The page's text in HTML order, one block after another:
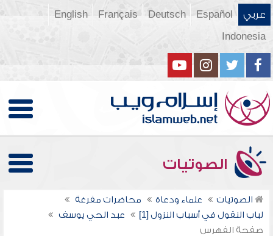
عربي Español
Deutsch
Français
English
Indonesia
الصوتيات
الصوتيات علماء ودعاة
محاضرات مفرغة
لباب النقول في أسباب النزول [1]
عبد الحي يوسف
صفحة الفهرس